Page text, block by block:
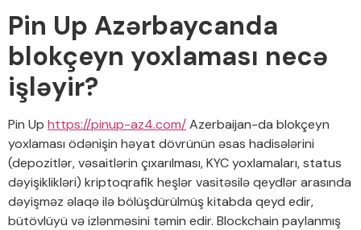
Pin Up Azərbaycanda
blokçeyn yoxlaması necə
işləyir?
Pin Up https://pinup-az4.com/Azerbaijan-da blokçeyn
yoxlaması ödənişin həyat dövrünün əsas hadisələrini
(depozitlər, vəsaitlərin çıxarılması, KYC yoxlamaları, status
dəyişiklikləri) kriptoqrafik heşlər vasitəsilə qeydlər arasında
dəyişməz əlaqə ilə bölüşdürülmüş kitabda qeyd edir,
bütövlüyü və izlənməsini təmin edir. Blockchain paylanmış